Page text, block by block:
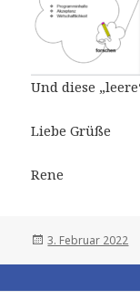
Und diese
Liebe Grüße
Rene
Posted
3. Februar 2022